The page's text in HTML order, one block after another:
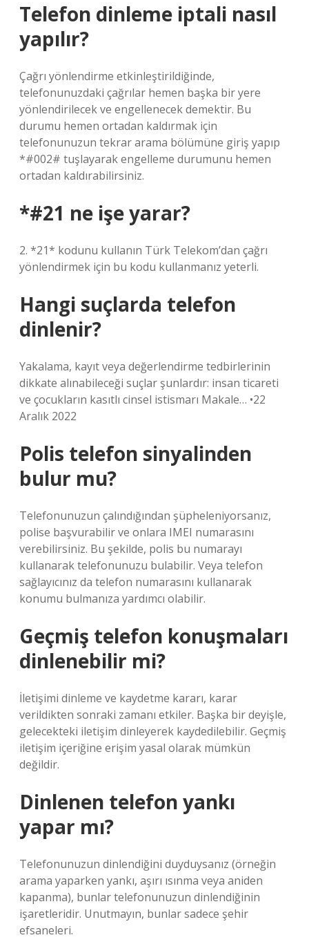
Telefon dinleme iptali nasıl
yapılır?
Çağrı yönlendirme etkinleştirildiğinde,
telefonunuzdaki çağrılar hemen başka bir yere
yönlendirilecek ve engellenecek demektir. Bu
durumu hemen ortadan kaldırmak için
telefonunuzun tekrar arama bölümüne giriş yapıp
*#002# tuşlayarak engelleme durumunu hemen
ortadan kaldırabilirsiniz.
*#21 ne işe yarar?
2. *21* kodunu kullanın Türk Telekom’dan çağrı
yönlendirmek için bu kodu kullanmanız yeterli.
Hangi suçlarda telefon
dinlenir?
Yakalama, kayıt veya değerlendirme tedbirlerinin
dikkate alınabileceği suçlar şunlardır: insan ticareti
ve çocukların kasıtlı cinsel istismarı Makale… •22
Aralık 2022
Polis telefon sinyalinden
bulur mu?
Telefonunuzun çalındığından şüpheleniyorsanız,
polise başvurabilir ve onlara IMEI numarasını
verebilirsiniz. Bu şekilde, polis bu numarayı
kullanarak telefonunuzu bulabilir. Veya telefon
sağlayıcınız da telefon numarasını kullanarak
konumu bulmanıza yardımcı olabilir.
Geçmiş telefon konuşmaları
dinlenebilir mi?
İletişimi dinleme ve kaydetme kararı, karar
verildikten sonraki zamanı etkiler. Başka bir deyişle,
gelecekteki iletişim dinleyerek kaydedilebilir. Geçmiş
iletişim içeriğine erişim yasal olarak mümkün
değildir.
Dinlenen telefon yankı
yapar mı?
Telefonunuzun dinlendiğini duyduysanız (örneğin
arama yaparken yankı, aşırı ısınma veya aniden
kapanma), bunlar telefonunuzun dinlendiğinin
işaretleridir. Unutmayın, bunlar sadece şehir
efsaneleri.